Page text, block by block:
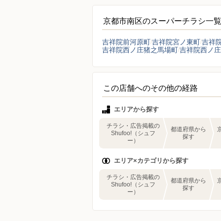
京都市南区のスーパーチラシ一覧
吉祥院前河原町吉祥院宮ノ東町吉祥
吉祥院西ノ庄猪之馬場町吉祥院西ノ
この店舗へのその他の経路
エリアから探す
チラシ・広告掲載の
Shufoo!（シュフ
ー）
都道府県から
探す
エリア×カテゴリから探す
チラシ・広告掲載の
Shufoo!（シュフ
ー）
都道府県から
探す